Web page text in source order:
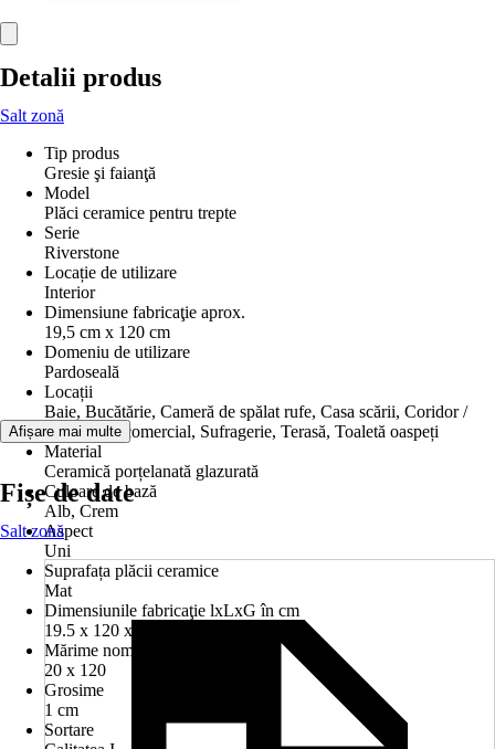
Detalii produs
Salt zonă
Tip produs
Gresie şi faianţă
Model
Plăci ceramice pentru trepte
Serie
Riverstone
Locație de utilizare
Interior
Dimensiune fabricaţie aprox.
19,5 cm x 120 cm
Domeniu de utilizare
Pardoseală
Locații
Baie, Bucătărie, Cameră de spălat rufe, Casa scării, Coridor /
hol, Spațiu comercial, Sufragerie, Terasă, Toaletă oaspeți
Material
Ceramică porțelanată glazurată
Culoare de bază
Alb, Crem
Aspect
Uni
Suprafața plăcii ceramice
Mat
Dimensiunile fabricaţie lxLxG în cm
19.5 x 120 x 1 cm
Mărime nominală în cm
20 x 120
Grosime
1 cm
Sortare
Afișare mai multe
Fișe de date
Salt zonă